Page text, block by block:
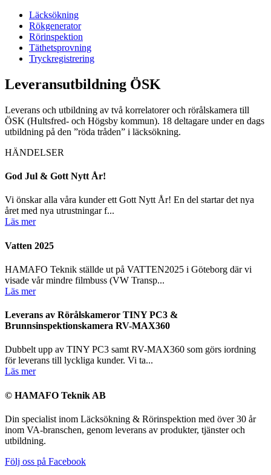
Läcksökning
Rökgenerator
Rörinspektion
Täthetsprovning
Tryckregistrering
Leveransutbildning ÖSK
Leverans och utbildning av två korrelatorer och rörålskamera till
ÖSK (Hultsfred- och Högsby kommun). 18 deltagare under en dags
utbildning på den ”röda tråden” i läcksökning.
HÄNDELSER
God Jul & Gott Nytt År!
Vi önskar alla våra kunder ett Gott Nytt År! En del startar det nya
året med nya utrustningar f...
Läs mer
Vatten 2025
HAMAFO Teknik ställde ut på VATTEN2025 i Göteborg där vi
visade vår mindre filmbuss (VW Transp...
Läs mer
Leverans av Rörålskameror TINY PC3 &
Brunnsinspektionskamera RV-MAX360
Dubbelt upp av TINY PC3 samt RV-MAX360 som görs iordning
för leverans till lyckliga kunder. Vi ta...
Läs mer
© HAMAFO Teknik AB
Din specialist inom Läcksökning & Rörinspektion med över 30 år
inom VA-branschen, genom leverans av produkter, tjänster och
utbildning.
Följ oss på Facebook